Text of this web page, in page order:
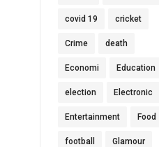
covid 19 cricket
Crime death
Economi Education
election Electronic
Entertainment Food
football Glamour